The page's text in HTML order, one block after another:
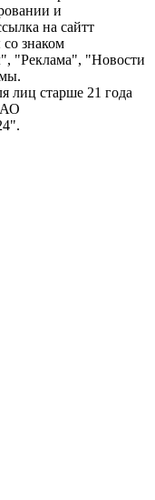
и
на сайтт
знаком
"Реклама", "Новости
лиц старше 21 года